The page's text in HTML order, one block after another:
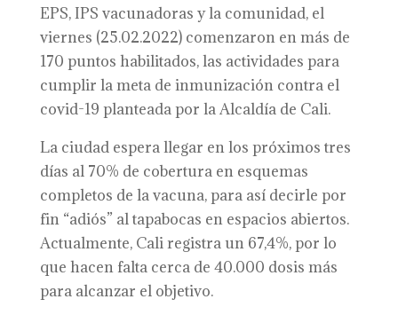
EPS, IPS vacunadoras y la comunidad, el
viernes (25.02.2022) comenzaron en más de
170 puntos habilitados, las actividades para
cumplir la meta de inmunización contra el
covid-19 planteada por la Alcaldía de Cali.
La ciudad espera llegar en los próximos tres
días al 70% de cobertura en esquemas
completos de la vacuna, para así decirle por
fin “adiós” al tapabocas en espacios abiertos.
Actualmente, Cali registra un 67,4%, por lo
que hacen falta cerca de 40.000 dosis más
para alcanzar el objetivo.